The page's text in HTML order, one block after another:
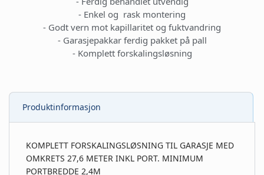
- Enkel og rask montering
- Godt vern mot kapillaritet og fuktvandring
- Garasjepakkar ferdig pakket på pall
- Komplett forskalingsløsning
Produktinformasjon
KOMPLETT FORSKALINGSLØSNING TIL GARASJE MED
OMKRETS 27,6 METER INKL PORT. MINIMUM
PORTBREDDE 2,4M